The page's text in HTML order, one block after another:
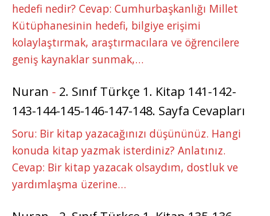
hedefi nedir? Cevap: Cumhurbaşkanlığı Millet
Kütüphanesinin hedefi, bilgiye erişimi
kolaylaştırmak, araştırmacılara ve öğrencilere
geniş kaynaklar sunmak,…
Nuran - 2. Sınıf Türkçe 1. Kitap 141-142-
143-144-145-146-147-148. Sayfa Cevapları
Soru: Bir kitap yazacağınızı düşününüz. Hangi
konuda kitap yazmak isterdiniz? Anlatınız.
Cevap: Bir kitap yazacak olsaydım, dostluk ve
yardımlaşma üzerine…